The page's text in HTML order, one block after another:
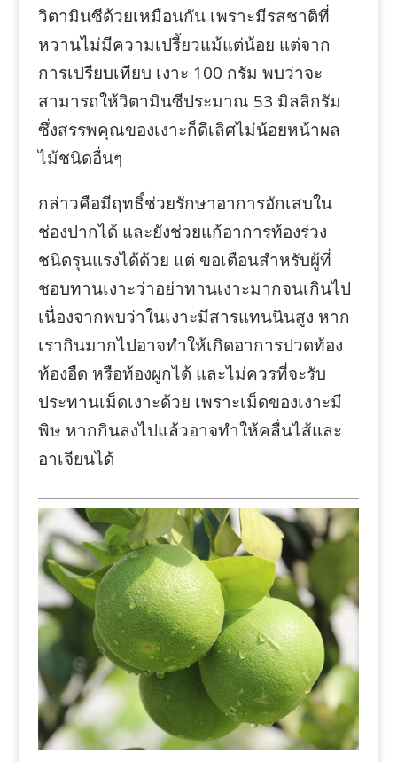
วิตามินซีด้วยเหมือนกัน เพราะมีรสชาติที่
หวานไม่มีความเปรี้ยวแม้แต่น้อย แต่จาก
การเปรียบเทียบ เงาะ 100 กรัม พบว่าจะ
สามารถให้วิตามินซีประมาณ 53 มิลลิกรัม
ซึ่งสรรพคุณของเงาะก็ดีเลิศไม่น้อยหน้าผล
ไม้ชนิดอื่นๆ
กล่าวคือมีฤทธิ์ช่วยรักษาอาการอักเสบใน
ช่องปากได้ และยังช่วยแก้อาการท้องร่วง
ชนิดรุนแรงได้ด้วย แต่ ขอเตือนสำหรับผู้ที่
ชอบทานเงาะว่าอย่าทานเงาะมากจนเกินไป
เนื่องจากพบว่าในเงาะมีสารแทนนินสูง หาก
เรากินมากไปอาจทำให้เกิดอาการปวดท้อง
ท้องอืด หรือท้องผูกได้ และไม่ควรที่จะรับ
ประทานเม็ดเงาะด้วย เพราะเม็ดของเงาะมี
พิษ หากกินลงไปแล้วอาจทำให้คลื่นไส้และ
อาเจียนได้